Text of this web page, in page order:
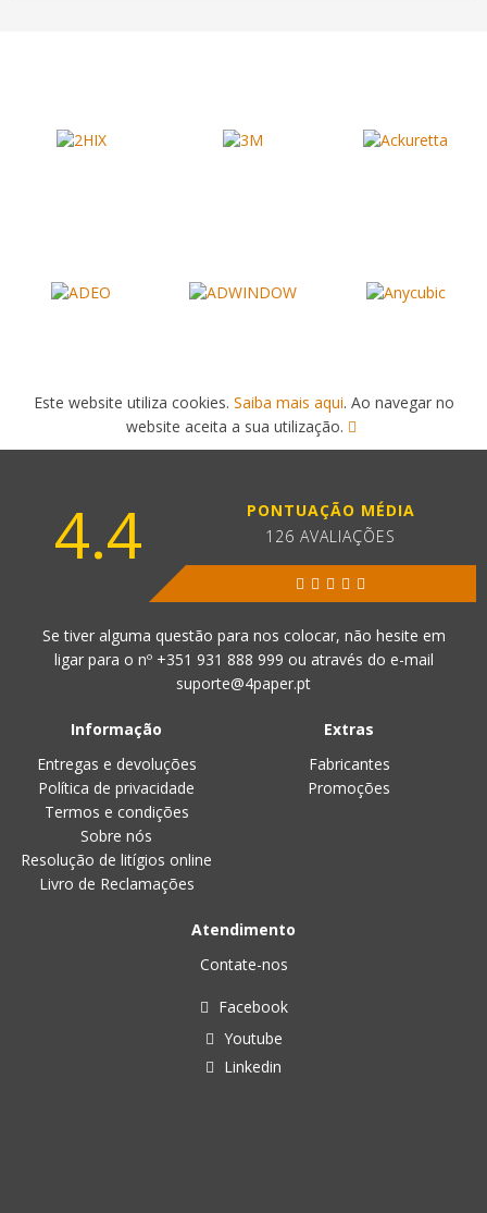
Este website utiliza cookies. Saiba mais aqui. Ao navegar no
website aceita a sua utilização.
4.4
PONTUAÇÃO MÉDIA
126 AVALIAÇÕES
Se tiver alguma questão para nos colocar, não hesite em
ligar para o nº +351 931 888 999 ou através do e-mail
suporte@4paper.pt
Informação
Entregas e devoluções
Política de privacidade
Termos e condições
Sobre nós
Resolução de litígios online
Livro de Reclamações
Extras
Fabricantes
Promoções
Atendimento
Contate-nos
Facebook
Youtube
Linkedin